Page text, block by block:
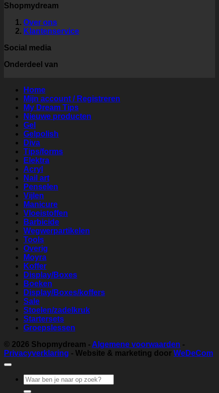
Shopmydream
Over ons
Klantenservice
Social media
Onderdeel van
Home
Mijn account / Registreren
My Dream Tips
Nieuwe producten
Gel
Gelpolish
Diva
Tips/forms
Elektra
Acryl
Nail art
Penselen
Vijlen
Manicure
Vloeistoffen
Barbicide
Wegwerpartikelen
Tools
Overig
Moyra
Koffer
Display/Boxes
Boeken
Display/Boxes/koffers
Sale
Stoelen/zadelkruk
Startersets
Groepslessen
© 2026 Shopmydream - Algemene voorwaarden -
Privacyverklaring - Website & marketing door WeDeCom
Zoeken
naar: